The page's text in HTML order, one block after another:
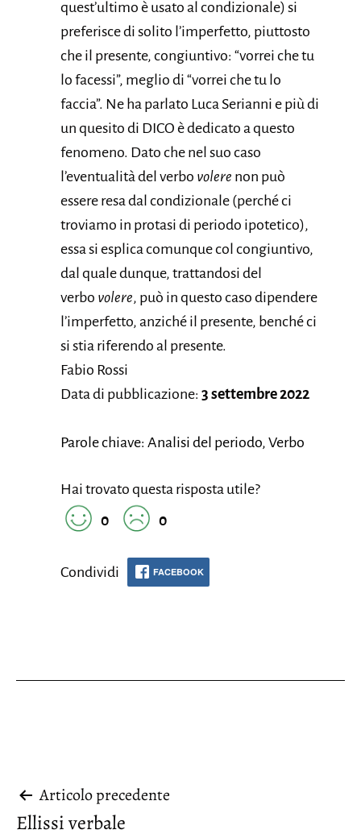
quest’ultimo è usato al condizionale) si
preferisce di solito l’imperfetto, piuttosto
che il presente, congiuntivo: “vorrei che tu
lo facessi”, meglio di “vorrei che tu lo
faccia”. Ne ha parlato Luca Serianni e più di
un quesito di DICO è dedicato a questo
fenomeno. Dato che nel suo caso
l’eventualità del verbo volere non può
essere resa dal condizionale (perché ci
troviamo in protasi di periodo ipotetico),
essa si esplica comunque col congiuntivo,
dal quale dunque, trattandosi del
verbo volere, può in questo caso dipendere
l’imperfetto, anziché il presente, benché ci
si stia riferendo al presente.
Fabio Rossi
Data di pubblicazione: 3 settembre 2022
Parole chiave: Analisi del periodo, Verbo
Hai trovato questa risposta utile?
0
0
Condividi FACEBOOK
Navigazione
Articolo precedente
Ellissi verbale